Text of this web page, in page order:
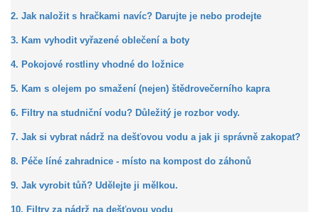
2. Jak naložit s hračkami navíc? Darujte je nebo prodejte
3. Kam vyhodit vyřazené oblečení a boty
4. Pokojové rostliny vhodné do ložnice
5. Kam s olejem po smažení (nejen) štědrovečerního kapra
6. Filtry na studniční vodu? Důležitý je rozbor vody.
7. Jak si vybrat nádrž na dešťovou vodu a jak ji správně zakopat?
8. Péče líné zahradnice - místo na kompost do záhonů
9. Jak vyrobit tůň? Udělejte ji mělkou.
10. Filtry za nádrž na dešťovou vodu